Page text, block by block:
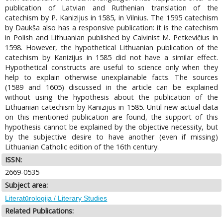
publication of Latvian and Ruthenian translation of the
catechism by P. Kanizijus in 1585, in Vilnius. The 1595 catechism
by Daukša also has a responsive publication: it is the catechism
in Polish and Lithuanian published by Calvinist M. Petkevičius in
1598. However, the hypothetical Lithuanian publication of the
catechism by Kanizijus in 1585 did not have a similar effect.
Hypothetical constructs are useful to science only when they
help to explain otherwise unexplainable facts. The sources
(1589 and 1605) discussed in the article can be explained
without using the hypothesis about the publication of the
Lithuanian catechism by Kanizijus in 1585. Until new actual data
on this mentioned publication are found, the support of this
hypothesis cannot be explained by the objective necessity, but
by the subjective desire to have another (even if missing)
Lithuanian Catholic edition of the 16th century.
ISSN:
2669-0535
Subject area:
Literatūrologija / Literary Studies
Related Publications: